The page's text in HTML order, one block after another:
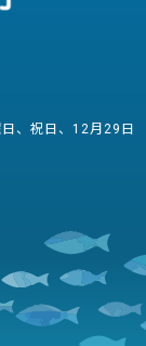
、祝日、12月29日